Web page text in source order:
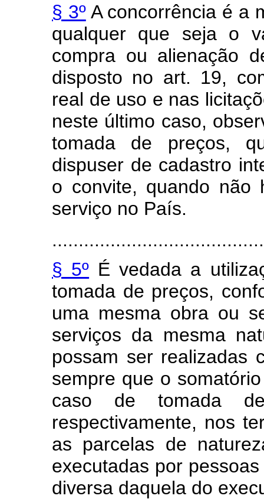
§ 3ºA concorrência é a
qualquer que seja o
compra ou alienação
disposto no art. 19,
real de uso e nas
neste último caso,
tomada de preços,
dispuser de cadastro
o convite, quando não
serviço no País.
§ 5º É vedada a
tomada de preços,
uma mesma obra ou
serviços da mesma
possam ser realizadas
sempre que o
caso de tomada
respectivamente, nos
as parcelas de
executadas por
diversa daquela do